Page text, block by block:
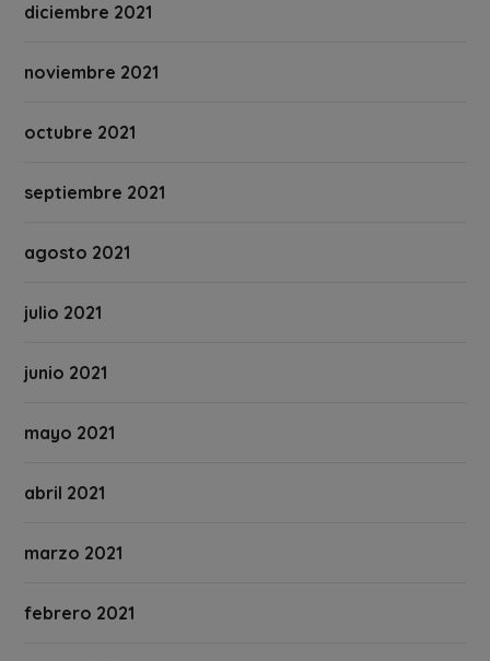
diciembre 2021
noviembre 2021
octubre 2021
septiembre 2021
agosto 2021
julio 2021
junio 2021
mayo 2021
abril 2021
marzo 2021
febrero 2021